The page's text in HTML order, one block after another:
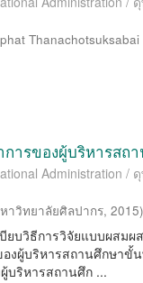
Thanachotsuksabai
การของผู้บริหารส
Administration
าวิทยาลัยศิลปากร,2015)
บียบวิธีการวิจัยแบบผ
องผู้บริหารสถานศึก
บริหารสถานศึก ...